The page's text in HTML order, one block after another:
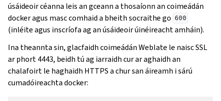
úsáideoir céanna leis an gceann a thosaíonn an coimeádán
docker agus masc comhaid a bheith socraithe go 600
(inléite agus inscríofa ag an úsáideoir úinéireacht amháin).
Ina theannta sin, glacfaidh coimeádán Weblate le naisc SSL
ar phort 4443, beidh tú ag iarraidh cur ar aghaidh an
chalafoirt le haghaidh HTTPS a chur san áireamh i sárú
cumadóireachta docker: